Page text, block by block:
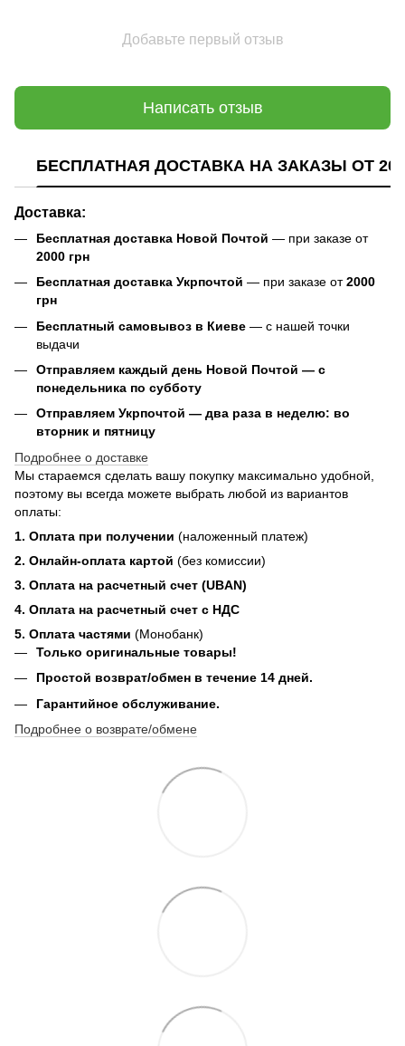
Добавьте первый отзыв
Написать отзыв
БЕСПЛАТНАЯ ДОСТАВКА НА ЗАКАЗЫ ОТ
Доставка:
Бесплатная доставка Новой Почтой — при заказе от
2000 грн
Бесплатная доставка Укрпочтой — при заказе от2000
грн
Бесплатный самовывоз в Киеве — с нашей точки
выдачи
Отправляем каждый день Новой Почтой — с
понедельника по субботу
Отправляем Укрпочтой — два раза в неделю: во
вторник и пятницу
Подробнее о доставке
Мы стараемся сделать вашу покупку максимально удобной,
поэтому вы всегда можете выбрать любой из вариантов
оплаты:
1. Оплата при получении (наложенный платеж)
2. Онлайн-оплата картой (без комиссии)
3. Оплата на расчетный счет (UBAN)
4. Оплата на расчетный счет с НДС
5. Оплата частями (Монобанк)
Только оригинальные товары!
Простой возврат/обмен в течение 14 дней.
Гарантийное обслуживание.
Подробнее о возврате/обмене